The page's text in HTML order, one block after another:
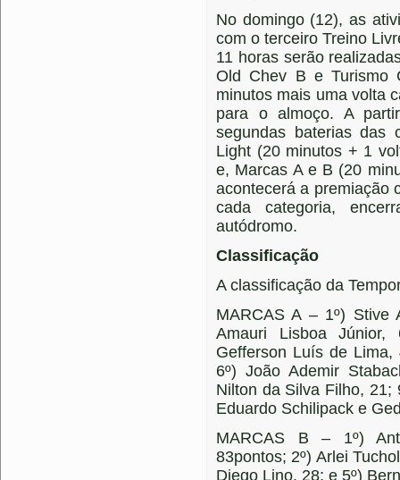
No domingo (12), as
com o terceiro Treino
11 horas serão
Old Chev B e Turismo
minutos mais uma volta
para o almoço. A
segundas baterias das
Light (20 minutos + 1
e, Marcas A e B (20
acontecerá a premiação
cada categoria,
autódromo.
Classificação
A classificação da
MARCAS A – 1º) Stive
Amauri Lisboa Júnior,
Gefferson Luís de
6º) João Ademir
Nilton da Silva Filho, 21;
Eduardo Schilipack e
MARCAS B – 1º)
83pontos; 2º) Arlei
Diego Lino, 28; e 5º)